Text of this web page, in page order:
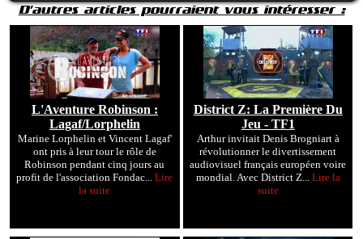
D'autres articles pourraient vous intéresser :
L'Aventure Robinson :
Lagaf/Lorphelin
Marine Lorphelin et Vincent Lagaf'
ont pris à leur tour le rôle de
Robinson pendant cinq jours au
profit de l'association Fondac...Lire
la suite
District Z: La Première Du
Jeu - TF1
Arthur invitait Denis Brogniart à
révolutionner le divertissement
audiovisuel français européen voire
mondial. Avec District Z... Lire la
suite